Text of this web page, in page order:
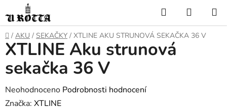
na
obsah
Hledat
KOŠÍK
DOMŮ
/ AKU / SEKAČKY / XTLINE AKU STRUNOVÁ SEKAČKA 36 V
XTLINE Aku strunová
sekačka 36 V
Průměrné
hodnocení
Neohodnoceno Podrobnosti hodnocení
Značka: XTLINE